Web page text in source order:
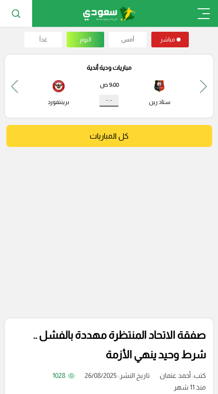
مباشر أمس اليوم غداً
مباريات ودية أندية
ستاد رين
9:00 ص
- : - برينتفورد
كل المباريات
صفقة الاتحاد المنتظرة مهددة بالفشل ..
شرط وحيد ينهي الأزمة
كتب:أحمد عتمان تاريخ النشر: 26/08/2025
1028
منذ 11 شهر